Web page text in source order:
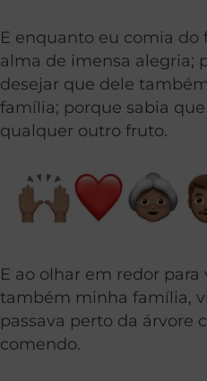
E enquanto eu comia do
alma de imensa alegria;
desejar que dele
família; porque sabia
qualquer outro fruto.
E ao olhar em redor para
também minha família,
passava perto da árvore
comendo.